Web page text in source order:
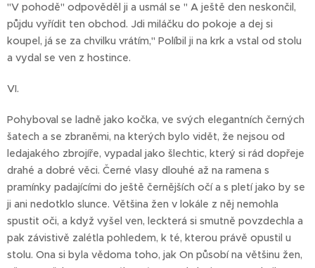
"V pohodě" odpověděl ji a usmál se " A ještě den neskončil,
půjdu vyřídit ten obchod. Jdi miláčku do pokoje a dej si
koupel, já se za chvilku vrátím," Políbil ji na krk a vstal od stolu
a vydal se ven z hostince.
VI.
Pohyboval se ladně jako kočka, ve svých elegantních černých
šatech a se zbraněmi, na kterých bylo vidět, že nejsou od
ledajakého zbrojíře, vypadal jako šlechtic, který si rád dopřeje
drahé a dobré věci. Černé vlasy dlouhé až na ramena s
pramínky padajícími do ještě černějších očí a s pletí jako by se
ji ani nedotklo slunce. Většina žen v lokále z něj nemohla
spustit oči, a když vyšel ven, leckterá si smutně povzdechla a
pak závistivě zalétla pohledem, k té, kterou právě opustil u
stolu. Ona si byla vědoma toho, jak On působí na většinu žen,